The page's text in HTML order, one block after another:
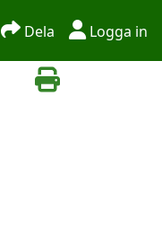
Dela Logga in